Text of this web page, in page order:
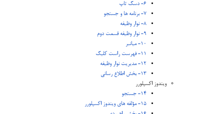
6- دسک تاپ
7- برنامه ها و جستجو
8- نوار وظیفه
9- نوار وظیفه قسمت دوم
10- میانبر
11- فهرست راست کلیک
12- مدیریت نوار وظیفه
13- بخش اطلاع رسانی
ویندوز اکسپلورر
14- جستجو
15- مؤلفه های ویندوز اکسپلورر